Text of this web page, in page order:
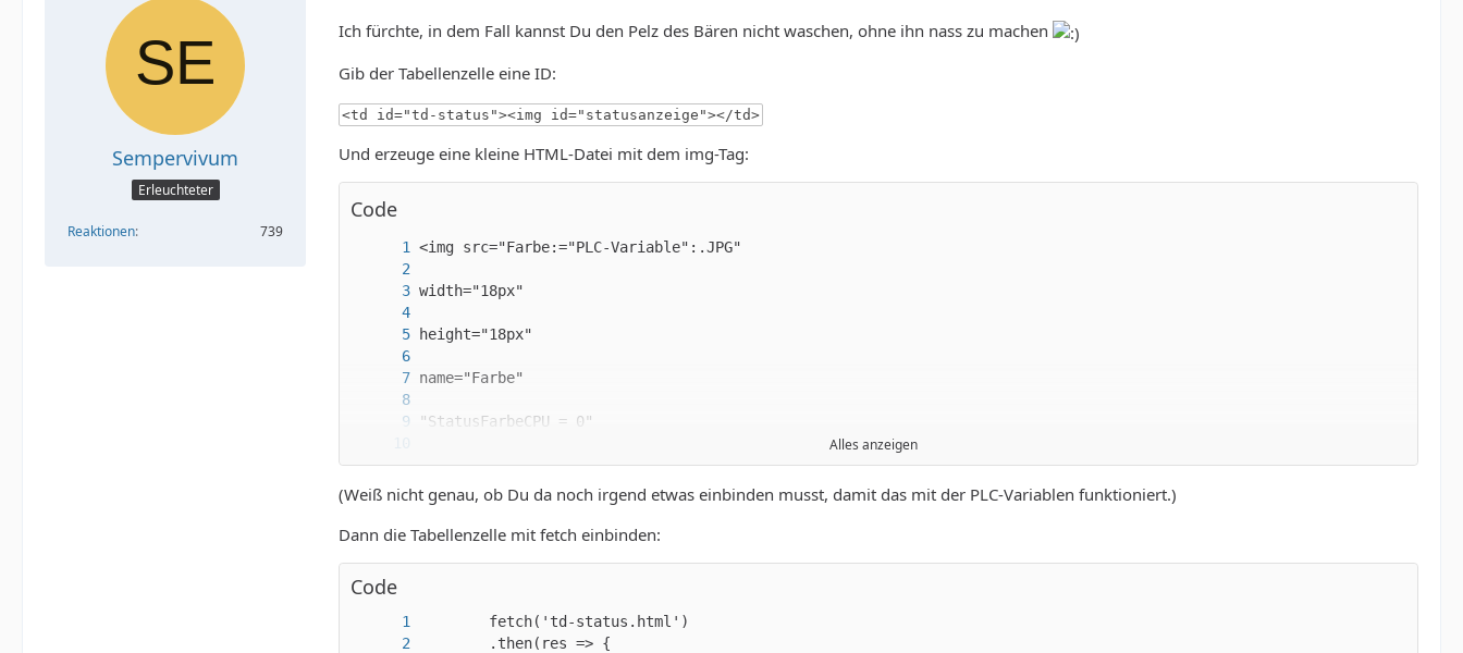
Sempervivum
Erleuchteter
Reaktionen 739
Ich fürchte, in dem Fall kannst Du den Pelz des Bären nicht waschen, ohne ihn nass zu machen
Gib der Tabellenzelle eine ID:
<td id="td-status"><img id="statusanzeige"></td>
Und erzeuge eine kleine HTML-Datei mit dem img-Tag:
Code
alt="Farbe" >
Alles anzeigen
(Weiß nicht genau, ob Du da noch irgend etwas einbinden musst, damit das mit der PLC-Variablen funktioniert.)
Dann die Tabellenzelle mit fetch einbinden:
Code